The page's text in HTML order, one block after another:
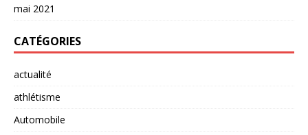
mai 2021
CATÉGORIES
actualité
athlétisme
Automobile